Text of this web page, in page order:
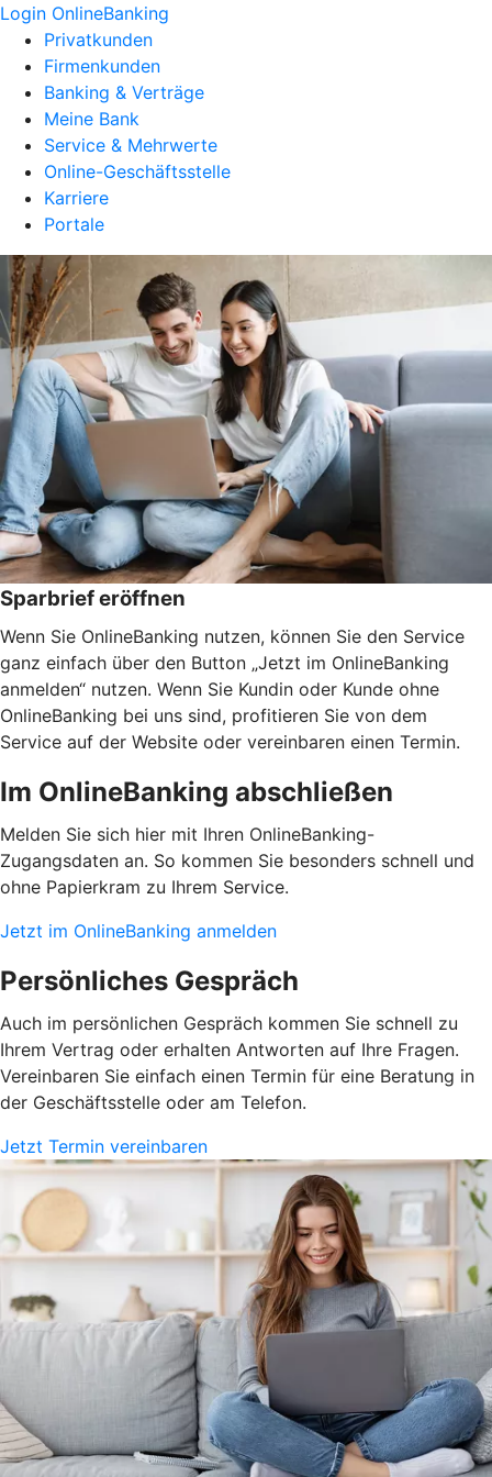
Login OnlineBanking
Privatkunden
Firmenkunden
Banking & Verträge
Meine Bank
Service & Mehrwerte
Online-Geschäftsstelle
Karriere
Portale
Sparbrief eröffnen
Wenn Sie OnlineBanking nutzen, können Sie den Service
ganz einfach über den Button „Jetzt im OnlineBanking
anmelden“ nutzen. Wenn Sie Kundin oder Kunde ohne
OnlineBanking bei uns sind, profitieren Sie von dem
Service auf der Website oder vereinbaren einen Termin.
Im OnlineBanking abschließen
Melden Sie sich hier mit Ihren OnlineBanking-
Zugangsdaten an. So kommen Sie besonders schnell und
ohne Papierkram zu Ihrem Service.
Jetzt im OnlineBanking anmelden
Persönliches Gespräch
Auch im persönlichen Gespräch kommen Sie schnell zu
Ihrem Vertrag oder erhalten Antworten auf Ihre Fragen.
Vereinbaren Sie einfach einen Termin für eine Beratung in
der Geschäftsstelle oder am Telefon.
Jetzt Termin vereinbaren